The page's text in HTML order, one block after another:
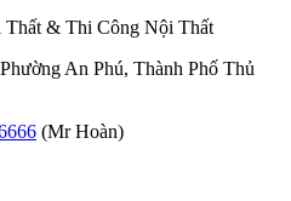
& Thi Công Nội Thất
An Phú, Thành Phố Thủ
(Mr Hoàn)